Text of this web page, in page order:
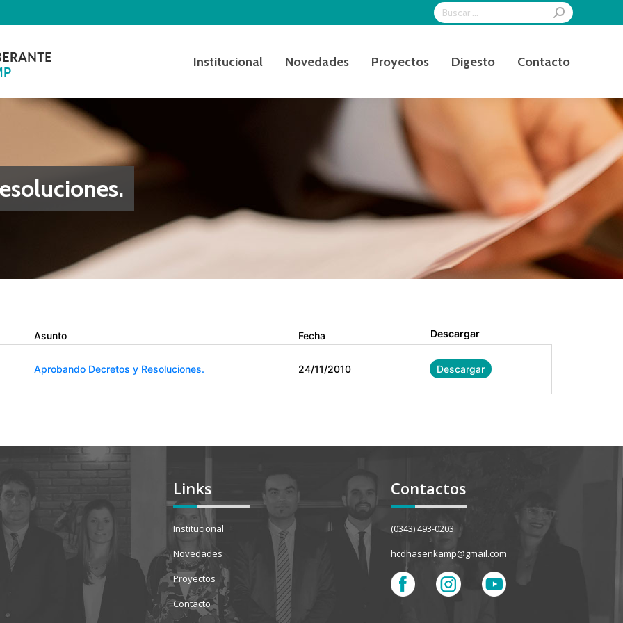
Search:
Institucional Novedades Proyectos Digesto Contacto
Asunto Fecha Descargar
Aprobando Decretos y Resoluciones. 24/11/2010 Descargar
Links
Institucional
Novedades
Proyectos
Contacto
Contactos
(0343) 493-0203
hcdhasenkamp@gmail.com